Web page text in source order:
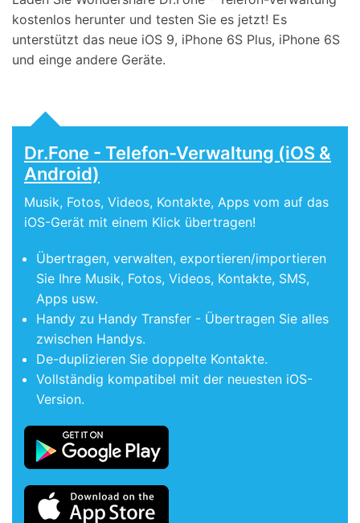
kostenlos herunter und testen Sie es jetzt! Es
unterstützt das neue iOS 9, iPhone 6S Plus, iPhone 6S
und einge andere Geräte.
Dr.Fone - Telefon-Verwaltung (iOS &
Android)
Musik, Fotos, Videos, Kontakte, Apps vom auf das
iOS-Gerät mit einem Klick übertragen!
Übertragen, verwalten, exportieren/importieren
Sie Ihre Musik, Fotos, Videos, Kontakte, SMS,
Apps usw.
Handy zu Handy Transfer - Übertragen Sie alles
zwischen Handys.
De-duplizieren Sie doppelte Kontakte.
Vollständig kompatibel mit der neuesten iOS-
Version.